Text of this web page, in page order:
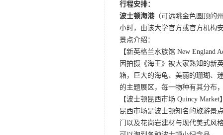
行程安排：
波士顿海港（可远眺金色圆顶的
小时，由该大学官方或官方机构
景点介绍：
【新英格兰水族馆 New England
因拍摄《海王》被大家熟知的新
箱，巨大的海龟、美丽的珊瑚、
的主题展区，每一物种有其分布
【波士顿昆西市场 Quincy Market
昆西市场是波士顿知名的旅游景
门以及花岗岩建材与现代美式风